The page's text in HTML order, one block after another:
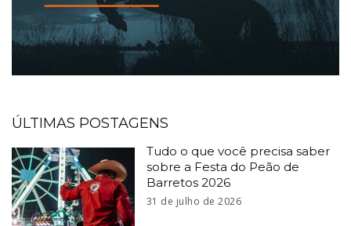
ÚLTIMAS POSTAGENS
Tudo o que você precisa saber
sobre a Festa do Peão de
Barretos 2026
31 de julho de 2026